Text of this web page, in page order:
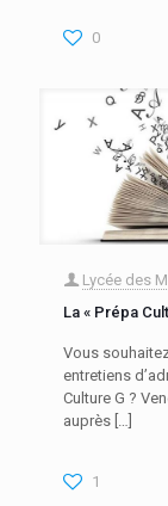
0
Lycée des
La « Prépa
Vous
entretiens
Culture G ?
auprès […]
1